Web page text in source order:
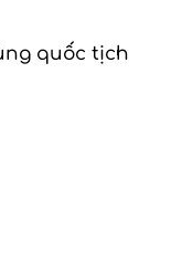
quốc tịch